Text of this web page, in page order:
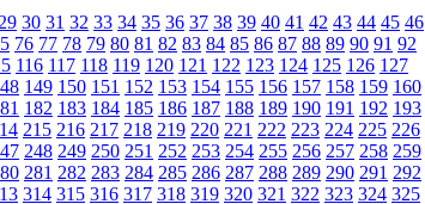
29 30 31 32 33 34 35 36 37 38 39 40 41 42 43 44 45 46
76 77 78 79 80 81 82 83 84 85 86 87 88 89 90 91 92
116 117 118 119 120 121 122 123 124 125 126 127
149 150 151 152 153 154 155 156 157 158 159 160
182 183 184 185 186 187 188 189 190 191 192 193
215 216 217 218 219 220 221 222 223 224 225 226
248 249 250 251 252 253 254 255 256 257 258 259
281 282 283 284 285 286 287 288 289 290 291 292
314 315 316 317 318 319 320 321 322 323 324 325